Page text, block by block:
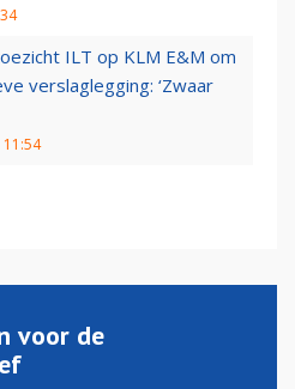
ILT op KLM E&M om
verslaglegging: ‘Zwaar
voor de